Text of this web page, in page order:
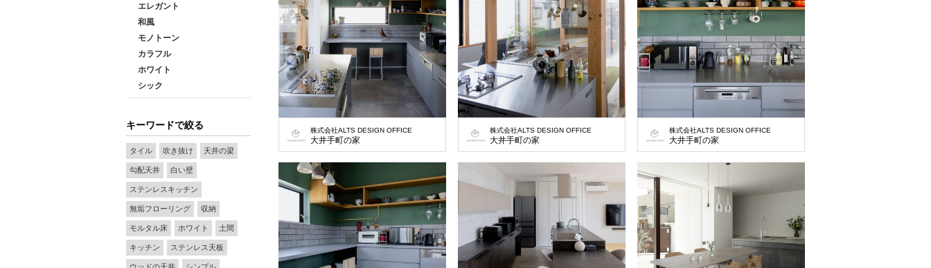
エレガント
和風
モノトーン
カラフル
ホワイト
シック
キーワードで絞る
タイル 吹き抜け 天井の梁
勾配天井 白い壁
ステンレスキッチン
無垢フローリング 収納
モルタル床 ホワイト 土間
キッチン ステンレス天板
ウッドの天井 シンプル
株式会社ALTS DESIGN OFFICE
大井手町の家
株式会社ALTS DESIGN OFFICE
大井手町の家
株式会社ALTS DESIGN OFFICE
大井手町の家